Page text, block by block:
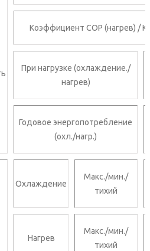
Коэффициент СОР (нагрев) /
При нагрузке (охлаждение./
нагрев)
Годовое энергопотребление
(охл./нагр.)
Охлаждение
Макс./мин./
тихий
Нагрев
Макс./мин./
тихий